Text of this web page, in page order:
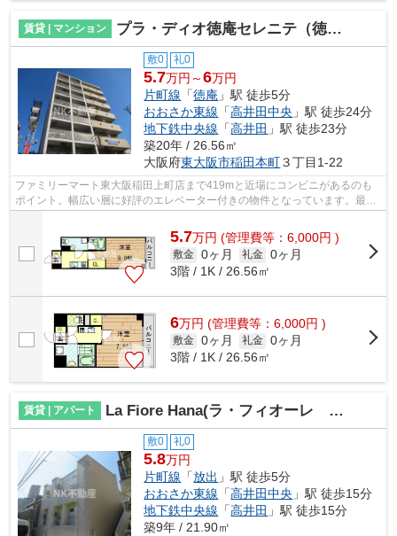
賃貸 | マンション プラ・ディオ徳庵セレニテ（徳庵賃貸）
敷0 礼0
5.7万円～6万円
片町線 「徳庵 」駅 徒歩5分
おおさか東線 「高井田中央 」駅 徒歩24分
地下鉄中央線 「高井田 」駅 徒歩23分
築20年 / 26.56㎡
大阪府東大阪市稲田本町３丁目1-22
ファミリーマート東大阪稲田上町店まで419mと近場にコンビニがあるのも
ポイント。幅広い層に好評のエレベーター付きの物件となっています。最上
5.7万円 (管理費等：6,000円 )
敷金 0ヶ月 礼金 0ヶ月
3階 / 1K / 26.56㎡
6万円 (管理費等：6,000円 )
敷金 0ヶ月 礼金 0ヶ月
3階 / 1K / 26.56㎡
賃貸 | アパート La Fiore Hana(ラ・フィオーレ ハナ）（放出賃貸）
敷0 礼0
5.8万円
片町線 「放出 」駅 徒歩5分
おおさか東線 「高井田中央 」駅 徒歩15分
地下鉄中央線 「高井田 」駅 徒歩15分
築9年 / 21.90㎡